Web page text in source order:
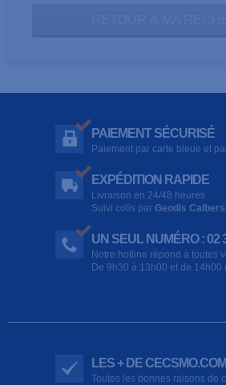
PAIEMENT SÉCURISÉ
Paiement par carte bleue et
EXPÉDITION RAPIDE
Livraison en 24/48 heures
Suivi colis par Geodis
UN SEUL NUMÉRO : 02
Notre hotline répond à toutes
De 9h30 à 13h00 et de 14h00
LES + DE CECSMO.COM
Toutes les bonnes raisons de